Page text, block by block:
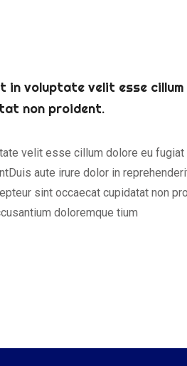
in voluptate velit esse
non proident.
velit esse cillum dolore eu fugiat
aute irure dolor in
sint occaecat cupidatat non
doloremque tium